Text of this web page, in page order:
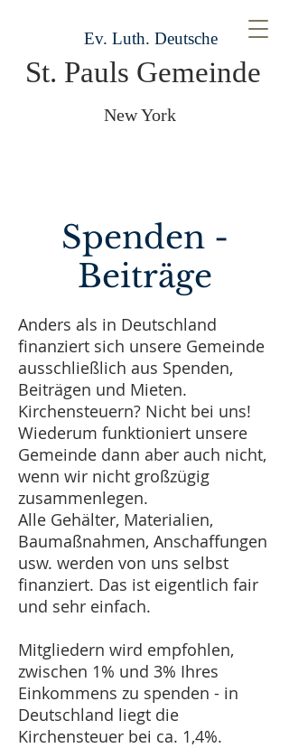
Ev. Luth. Deutsche
St. Pauls Gemeinde
New York
Spenden -
Beiträge
Anders als in Deutschland
finanziert sich unsere Gemeinde
ausschließlich aus Spenden,
Beiträgen und Mieten.
Kirchensteuern? Nicht bei uns!
Wiederum funktioniert unsere
Gemeinde dann aber auch nicht,
wenn wir nicht großzügig
zusammenlegen.
Alle Gehälter, Materialien,
Baumaßnahmen, Anschaffungen
usw. werden von uns selbst
finanziert. Das ist eigentlich fair
und sehr einfach.
Mitgliedern wird empfohlen,
zwischen 1% und 3% Ihres
Einkommens zu spenden - in
Deutschland liegt die
Kirchensteuer bei ca. 1,4%.